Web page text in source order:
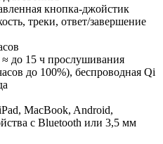
кнопка‑джойстик
треки, ответ/завершение
до 15 ч прослушивания
до 100%), беспроводная Qi
MacBook, Android,
с Bluetooth или 3,5 мм